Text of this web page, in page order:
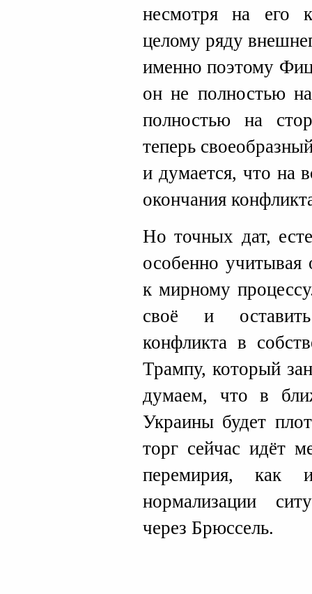
несмотря на его
целому ряду
именно поэтому
он не полностью
полностью на
теперь
и думается, что на
окончания
Но точных дат,
особенно
к мирному
своё и
конфликта в
Трампу, который
думаем, что в
Украины будет
торг сейчас идёт
перемирия, как
нормализации
через Брюссель.